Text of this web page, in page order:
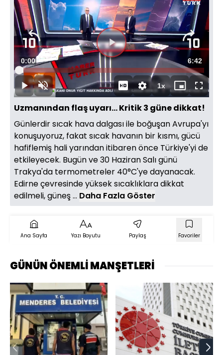
DuraklatSesi
Aç
Süre
0:00 Toplam
Süre
6:42
Yüklendi:
2.47%
1xOynatma
Hızı
Mini
oynatıcı
Tam
Ekran
Uzmanından flaş uyarı... Kritik 3 güne dikkat!
Günlerdir sıcak hava dalgası ile boğuşan Avrupa'yı
konuşuyoruz, fakat sıcak havanın bir kısmı, gücü
hafiflemiş hali yarından itibaren önce Türkiye'yi de
etkileyecek. Bugün ve 30 Haziran Salı günü
Trakya'da termometreler 40°C'ye dayanacak.
Edirne çevresinde yüksek sıcaklıklara dikkat
edilmeli, güneş ... Daha Fazla Göster
Ana Sayfa Yazı Boyutu Paylaş Favoriler
GÜNÜN ÖNEMLİ MANŞETLERİ